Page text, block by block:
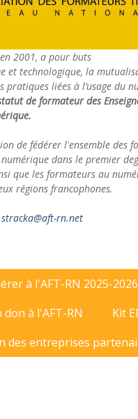
2001, a pour buts
et technologique, la
pratiques liées à l’usage du
de formateur des
de fédérer l'ensemble des
dans le premier
que les formateurs au
régions francophones.
rn.net
à l'AFT-RN 2025-2026
don à l'AFT-RN
Kit
des entreprises